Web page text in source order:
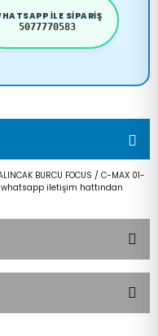
ILE SIPARIŞ
5077770583
BURCU FOCUS / C-MAX 01-
iletişim hattından